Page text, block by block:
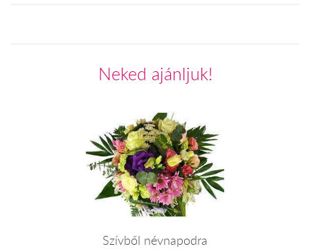
Neked ajánljuk!
Szívből névnapodra